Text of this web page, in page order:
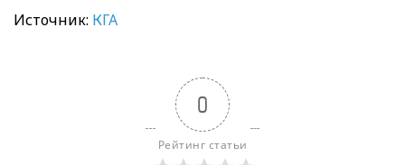
Источник: КГА
0
Рейтинг статьи